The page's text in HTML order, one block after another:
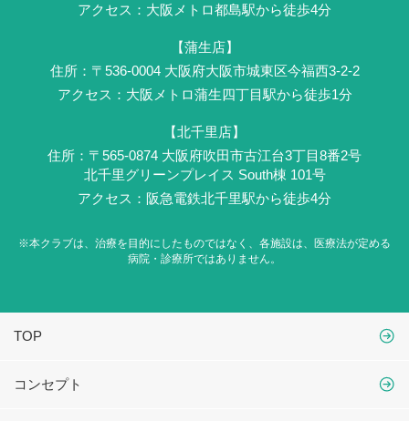
アクセス：大阪メトロ都島駅から徒歩4分
【蒲生店】
住所：〒536-0004 ⼤阪府大阪市城東区今福西3-2-2
アクセス：大阪メトロ蒲生四丁目駅から徒歩1分
【北千里店】
住所：〒565-0874 大阪府吹田市古江台3丁目8番2号
北千里グリーンプレイス South棟 101号
アクセス：阪急電鉄北千里駅から徒歩4分
※本クラブは、治療を目的にしたものではなく、 各施設は、医療法が定める
病院・診療所ではありません。
TOP
コンセプト